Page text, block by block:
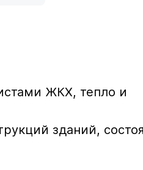
ЖКХ, тепло и
зданий,